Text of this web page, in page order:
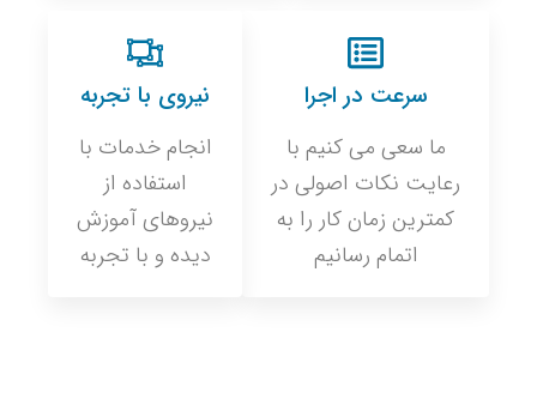
سرعت در اجرا
ما سعی می کنیم با
رعایت نکات اصولی در
کمترین زمان کار را به
اتمام رسانیم
نیروی با تجربه
انجام خدمات با
استفاده از
نیروهای آموزش
دیده و با تجربه